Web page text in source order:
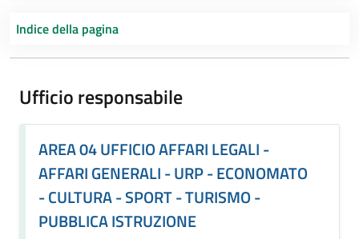
Indice della pagina
Ufficio responsabile
AREA 04 UFFICIO AFFARI LEGALI -
AFFARI GENERALI - URP - ECONOMATO
- CULTURA - SPORT - TURISMO -
PUBBLICA ISTRUZIONE